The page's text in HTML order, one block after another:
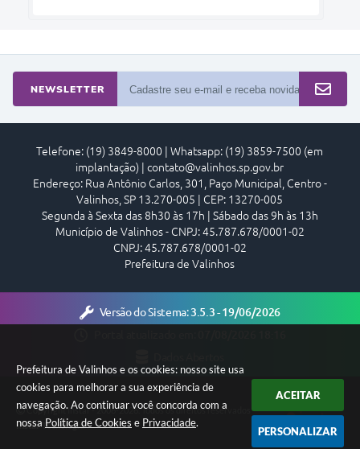
Prefeitura de Valinhos e os cookies: nosso site usa
cookies para melhorar a sua experiência de
navegação. Ao continuar você concorda com a
nossa Política de Cookies e Privacidade.
ACEITAR
PERSONALIZAR
NEWSLETTER
Telefone: (19) 3849-8000 | Whatsapp: (19) 3859-7500 (em
implantação) | contato@valinhos.sp.gov.br
Endereço: Rua Antônio Carlos, 301, Paço Municipal, Centro -
Valinhos, SP 13.270-005 | CEP: 13270-005
Segunda à Sexta das 8h30 às 17h | Sábado das 9h às 13h
Município de Valinhos - CNPJ: 45.787.678/0001-02
CNPJ: 45.787.678/0001-02
Prefeitura de Valinhos
Versão do Sistema:3.5.3 - 19/06/2026
Copyright Instar - 2006-2026. Todos os direitos reservados -
Instar Tecnologia